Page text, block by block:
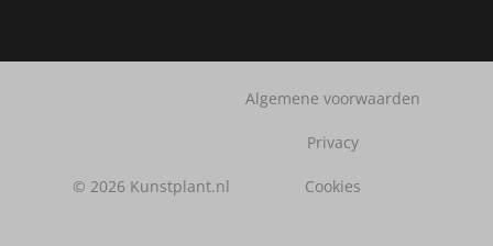
© 2026 Kunstplant.nl
Algemene voorwaarden
Privacy
Cookies